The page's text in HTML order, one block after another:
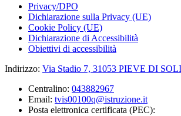
Privacy/DPO
Dichiarazione sulla Privacy (UE)
Cookie Policy (UE)
Dichiarazione di Accessibilità
Obiettivi di accessibilità
Indirizzo: Via Stadio 7, 31053 PIEVE DI
Centralino: 043882967
Email: tvis00100q@istruzione.it
Posta elettronica certificata (PEC):